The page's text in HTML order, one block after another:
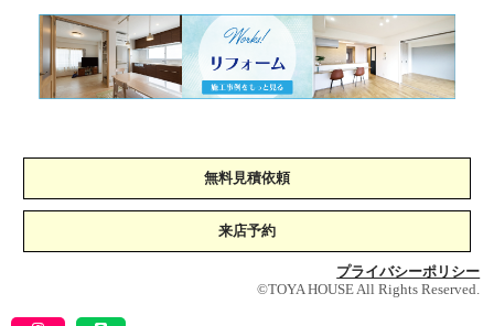
無料見積依頼
来店予約
プライバシーポリシー
©TOYA HOUSE All Rights Reserved.